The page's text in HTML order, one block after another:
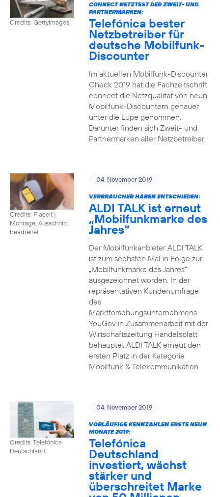
Credits: Gettyimages
CONNECT NETZTEST DER ZWEIT- UND
PARTNERMARKEN:
Telefónica bester
Netzbetreiber für
deutsche Mobilfunk-
Discounter
Im aktuellen Mobilfunk-Discounter
Check 2019 hat die Fachzeitschrift
connect die Netzqualität von neun
Mobilfunk-Discountern genauer
unter die Lupe genommen.
Darunter finden sich Zweit- und
Partnermarken aller Netzbetreiber.
Credits: Placeit |
Montage, Ausschnitt
bearbeitet
04. November 2019
VERBRAUCHER HABEN ENTSCHIEDEN:
ALDI TALK ist erneut
„Mobilfunkmarke des
Jahres“
Der Mobilfunkanbieter ALDI TALK
ist zum sechsten Mal in Folge zur
„Mobilfunkmarke des Jahres“
ausgezeichnet worden. In der
repräsentativen Kundenumfrage
des
Marktforschungsunternehmens
YouGov in Zusammenarbeit mit der
Wirtschaftszeitung Handelsblatt
behauptet ALDI TALK erneut den
ersten Platz in der Kategorie
Mobilfunk & Telekommunikation.
Credits: Telefónica
Deutschland
04. November 2019
VORLÄUFIGE KENNZAHLEN ERSTE NEUN
MONATE 2019:
Telefónica
Deutschland
investiert, wächst
stärker und
überschreitet Marke